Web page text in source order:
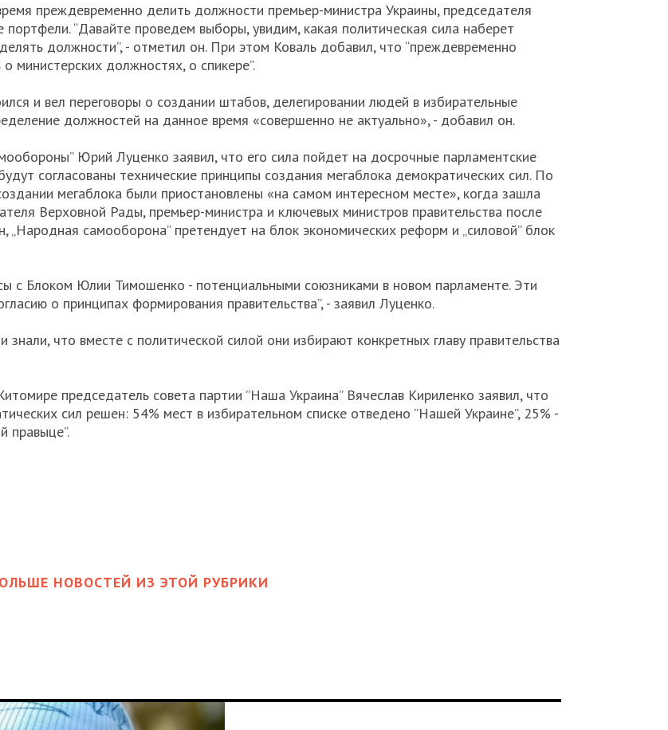
преждевременно делить должности премьер-министра Украины, председателя
“Давайте проведем выборы, увидим, какая политическая сила наберет
должности”, - отметил он. При этом Коваль добавил, что “преждевременно
министерских должностях, о спикере”.
и вел переговоры о создании штабов, делегировании людей в избирательные
должностей на данное время «совершенно не актуально», - добавил он.
Юрий Луценко заявил, что его сила пойдет на досрочные парламентские
согласованы технические принципы создания мегаблока демократических сил. По
мегаблока были приостановлены «на самом интересном месте», когда зашла
Верховной Рады, премьер-министра и ключевых министров правительства после
самооборона” претендует на блок экономических реформ и „силовой” блок
с Блоком Юлии Тимошенко - потенциальными союзниками в новом парламенте. Эти
о принципах формирования правительства”, - заявил Луценко.
что вместе с политической силой они избирают конкретных главу правительства
председатель совета партии ”Наша Украина” Вячеслав Кириленко заявил, что
сил решен: 54% мест в избирательном списке отведено ”Нашей Украине”, 25% -
правыце”.
НОВОСТЕЙ ИЗ ЭТОЙ РУБРИКИ